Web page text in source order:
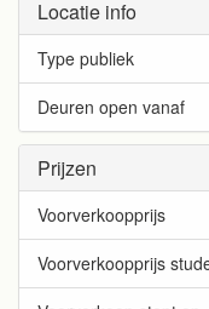
Locatie info
Type publiek
Deuren open vanaf
Prijzen
Voorverkoopprijs
Voorverkoopprijs